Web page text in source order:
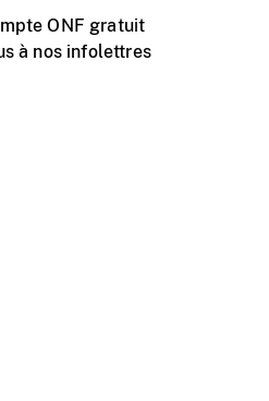
ONF gratuit
à nos infolettres